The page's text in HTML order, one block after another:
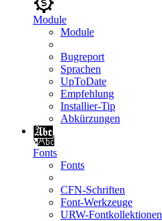
Module
Module
Bugreport
Sprachen
UpToDate
Empfehlung
Installier-Tip
Abkürzungen
Fonts
Fonts
CFN-Schriften
Font-Werkzeuge
URW-Fontkollektionen